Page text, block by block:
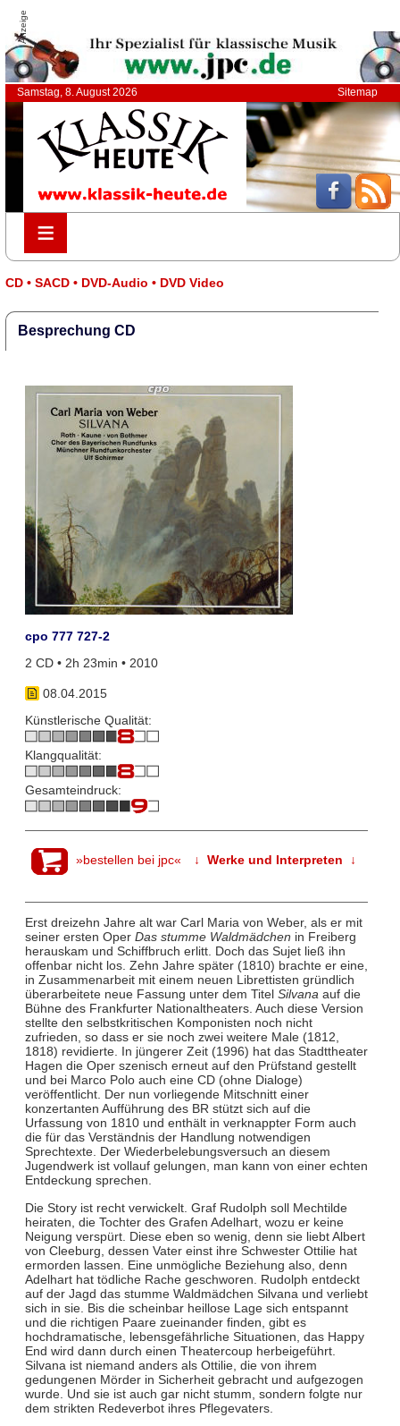
Anzeige
Samstag, 8. August 2026 Sitemap
≡
≡
CD • SACD • DVD-Audio • DVD Video
Besprechung CD
cpo 777 727-2
2 CD • 2h 23min • 2010
08.04.2015
Künstlerische Qualität:
Klangqualität:
Gesamteindruck:
»bestellen bei jpc« ↓ Werke und Interpreten ↓
Erst dreizehn Jahre alt war Carl Maria von Weber, als er mit
seiner ersten Oper Das stumme Waldmädchen in Freiberg
herauskam und Schiffbruch erlitt. Doch das Sujet ließ ihn
offenbar nicht los. Zehn Jahre später (1810) brachte er eine,
in Zusammenarbeit mit einem neuen Librettisten gründlich
überarbeitete neue Fassung unter dem Titel Silvanaauf die
Bühne des Frankfurter Nationaltheaters. Auch diese Version
stellte den selbstkritischen Komponisten noch nicht
zufrieden, so dass er sie noch zwei weitere Male (1812,
1818) revidierte. In jüngerer Zeit (1996) hat das Stadttheater
Hagen die Oper szenisch erneut auf den Prüfstand gestellt
und bei Marco Polo auch eine CD (ohne Dialoge)
veröffentlicht. Der nun vorliegende Mitschnitt einer
konzertanten Aufführung des BR stützt sich auf die
Urfassung von 1810 und enthält in verknappter Form auch
die für das Verständnis der Handlung notwendigen
Sprechtexte. Der Wiederbelebungsversuch an diesem
Jugendwerk ist vollauf gelungen, man kann von einer echten
Entdeckung sprechen.
Die Story ist recht verwickelt. Graf Rudolph soll Mechtilde
heiraten, die Tochter des Grafen Adelhart, wozu er keine
Neigung verspürt. Diese eben so wenig, denn sie liebt Albert
von Cleeburg, dessen Vater einst ihre Schwester Ottilie hat
ermorden lassen. Eine unmögliche Beziehung also, denn
Adelhart hat tödliche Rache geschworen. Rudolph entdeckt
auf der Jagd das stumme Waldmädchen Silvana und verliebt
sich in sie. Bis die scheinbar heillose Lage sich entspannt
und die richtigen Paare zueinander finden, gibt es
hochdramatische, lebensgefährliche Situationen, das Happy
End wird dann durch einen Theatercoup herbeigeführt.
Silvana ist niemand anders als Ottilie, die von ihrem
gedungenen Mörder in Sicherheit gebracht und aufgezogen
wurde. Und sie ist auch gar nicht stumm, sondern folgte nur
dem strikten Redeverbot ihres Pflegevaters.